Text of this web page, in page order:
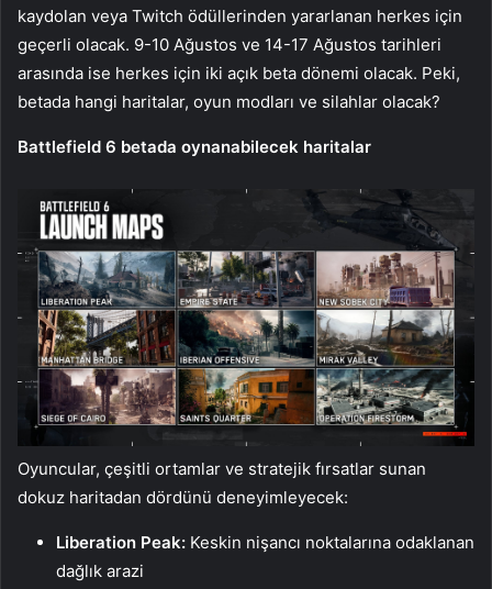
kaydolan veya Twitch ödüllerinden yararlanan herkes için
geçerli olacak. 9-10 Ağustos ve 14-17 Ağustos tarihleri
arasında ise herkes için iki açık beta dönemi olacak. Peki,
betada hangi haritalar, oyun modları ve silahlar olacak?
Battlefield 6 betada oynanabilecek haritalar
Oyuncular, çeşitli ortamlar ve stratejik fırsatlar sunan
dokuz haritadan dördünü deneyimleyecek:
Liberation Peak: Keskin nişancı noktalarına odaklanan
dağlık arazi